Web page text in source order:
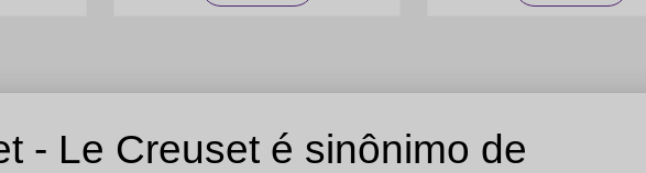
- Le Creuset é sinônimo de